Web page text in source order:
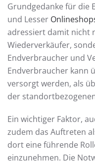
Grundgedanke für die
und Lesser
adressiert damit nicht
Wiederverkäufer,
Endverbraucher und
Endverbraucher kann
versorgt werden, als
der
Ein wichtiger Faktor,
zudem das Auftreten
dort eine führende
einzunehmen. Die